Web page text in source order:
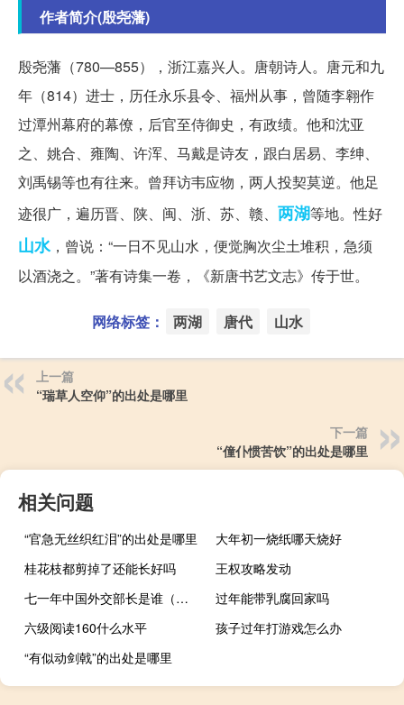
作者简介(殷尧藩)
殷尧藩（780—855），浙江嘉兴人。唐朝诗人。唐元和九
年（814）进士，历任永乐县令、福州从事，曾随李翱作
过潭州幕府的幕僚，后官至侍御史，有政绩。他和沈亚
之、姚合、雍陶、许浑、马戴是诗友，跟白居易、李绅、
刘禹锡等也有往来。曾拜访韦应物，两人投契莫逆。他足
迹很广，遍历晋、陕、闽、浙、苏、赣、 两湖等地。性好
山水，曾说：“一日不见山水，便觉胸次尘土堆积，急须
以酒浇之。”著有诗集一卷，《新唐书艺文志》传于世。
网络标签： 两湖 唐代 山水
上一篇
“瑞草人空仰”的出处是哪里
下一篇
“僮仆惯苦饮”的出处是哪里
相关问题
“官急无丝织红泪”的出处是哪里
大年初一烧纸哪天烧好
桂花枝都剪掉了还能长好吗
王权攻略发动
七一年中国外交部长是谁（外交部长是谁）
过年能带乳腐回家吗
六级阅读160什么水平
孩子过年打游戏怎么办
“有似动剑戟”的出处是哪里